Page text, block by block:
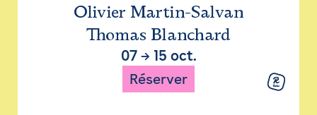
Olivier Martin-Salvan
Thomas Blanchard
07→ 15 oct.
Réserver